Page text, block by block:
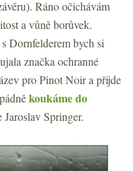
Ráno očichávám
a vůně borůvek.
Dornfelderem bych si
značka ochranné
pro Pinot Noir a přijde
koukáme do
Springer.